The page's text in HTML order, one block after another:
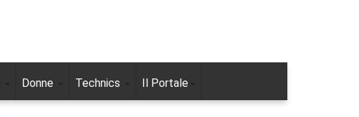
Donne Technics Il Portale